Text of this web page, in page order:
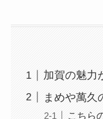
加賀の魅力
まめや萬久
こちら